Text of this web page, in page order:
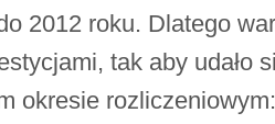
2012 roku. Dlatego
tak aby udało
okresie